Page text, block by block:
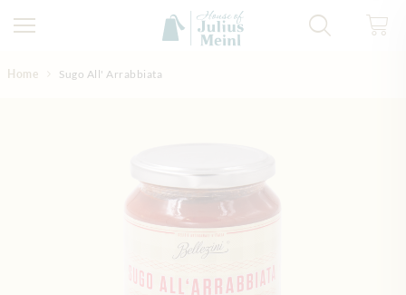
Home Sugo All' Arrabbiata